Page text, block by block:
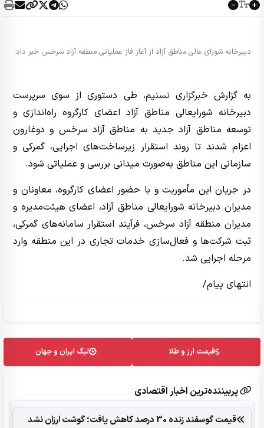
دبیرخانه شورای عالی مناطق آزاد از آغاز فاز عملیاتی منطقه آزاد سرخس خبر داد.
به گزارش خبرگزاری تسنیم، طی دستوری از سوی سرپرست
دبیرخانه شورایعالی مناطق آزاد اعضای کارگروه راه‌اندازی و
توسعه مناطق آزاد جدید به مناطق آزاد سرخس و دوغارون
اعزام شدند تا روند استقرار زیرساخت‌های اجرایی، گمرکی و
سازمانی این مناطق به‌صورت میدانی بررسی و عملیاتی شود.
در جریان این مأموریت و با حضور اعضای کارگروه، معاونان و
مدیران دبیرخانه شورایعالی مناطق آزاد، اعضای هیئت‌مدیره و
مدیران منطقه آزاد سرخس، فرآیند استقرار سامانه‌های گمرکی،
ثبت شرکت‌ها و فعال‌سازی خدمات تجاری در این منطقه وارد
مرحله اجرایی شد.
انتهای پیام/
قیمت ارز و طلا لیگ ایران و جهان
پربیننده‌ترین اخبار اقتصادی
قیمت گوسفند زنده 30 درصد کاهش یافت؛ گوشت ارزان نشد